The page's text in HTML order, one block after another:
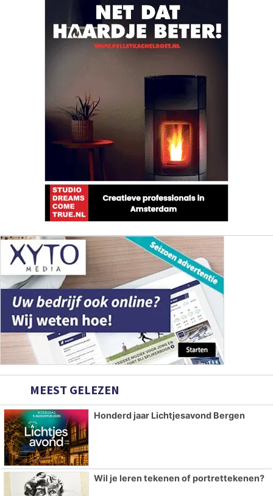
MEEST GELEZEN
Honderd jaar Lichtjesavond Bergen
Wil je leren tekenen of portrettekenen?